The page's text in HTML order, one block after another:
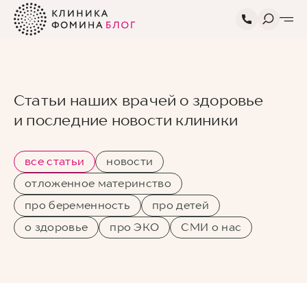
Статьи наших врачей о здоровье
и последние новости клиники
все статьи
новости
отложенное материнство
про беременность
про детей
о здоровье
про ЭКО СМИ о нас